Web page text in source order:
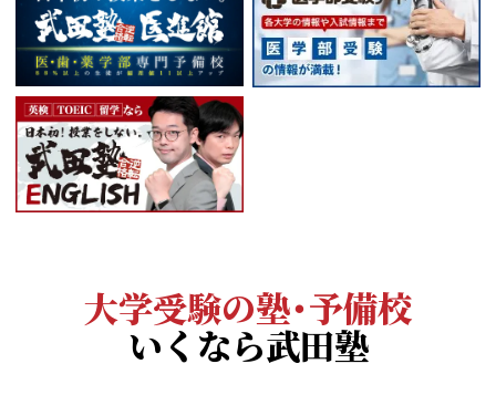
大学受験の塾・予備校
いくなら武田塾